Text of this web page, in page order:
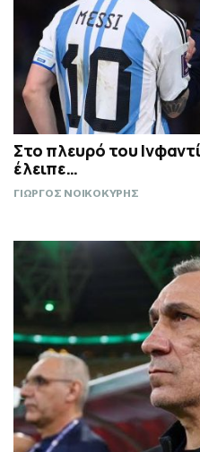
Στο πλευρό του
έλειπε…
ΓΙΩΡΓΟΣ ΝΟΙΚΟΚΥΡΗΣ